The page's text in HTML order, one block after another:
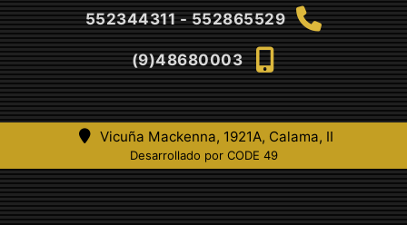
552344311 - 552865529
(9)48680003
Vicuña Mackenna, 1921A, Calama, II
Desarrollado por CODE 49